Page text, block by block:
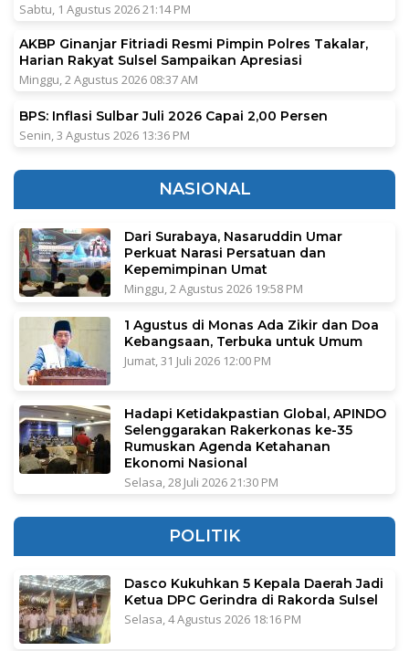
Sabtu, 1 Agustus 2026 21:14 PM
AKBP Ginanjar Fitriadi Resmi Pimpin Polres Takalar,
Harian Rakyat Sulsel Sampaikan Apresiasi
Minggu, 2 Agustus 2026 08:37 AM
BPS: Inflasi Sulbar Juli 2026 Capai 2,00 Persen
Senin, 3 Agustus 2026 13:36 PM
NASIONAL
Dari Surabaya, Nasaruddin Umar
Perkuat Narasi Persatuan dan
Kepemimpinan Umat
Minggu, 2 Agustus 2026 19:58 PM
1 Agustus di Monas Ada Zikir dan Doa
Kebangsaan, Terbuka untuk Umum
Jumat, 31 Juli 2026 12:00 PM
Hadapi Ketidakpastian Global, APINDO
Selenggarakan Rakerkonas ke-35
Rumuskan Agenda Ketahanan
Ekonomi Nasional
Selasa, 28 Juli 2026 21:30 PM
POLITIK
Dasco Kukuhkan 5 Kepala Daerah Jadi
Ketua DPC Gerindra di Rakorda Sulsel
Selasa, 4 Agustus 2026 18:16 PM